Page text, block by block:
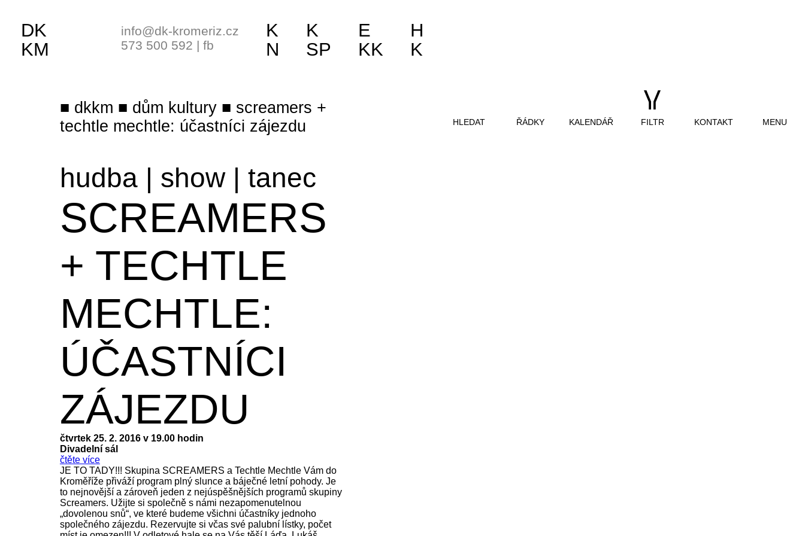
dkkm dům kultury
screamers +
techtle mechtle: účastníci zájezdu
hudba| show| tanec
SCREAMERS
+ TECHTLE
MECHTLE:
ÚČASTNÍCI
ZÁJEZDU
čtvrtek 25. 2. 2016 v 19.00 hodin
Divadelní sál
čtěte více
JE TO TADY!!! Skupina SCREAMERS a Techtle Mechtle Vám do
Kroměříže přiváží program plný slunce a báječné letní pohody. Je
to nejnovější a zároveň jeden z nejúspěšnějších programů skupiny
Screamers. Užijte si společně s námi nezapomenutelnou
„dovolenou snů“, ve které budeme všichni účastníky jednoho
společného zájezdu. Rezervujte si včas své palubní lístky, počet
DK
KM
info@dk-kromeriz.cz
573 500 592 | fb
K
N
K
SP
E
KK
H
K
HLEDAT ŘÁDKY KALENDÁŘ FILTR KONTAKT MENU